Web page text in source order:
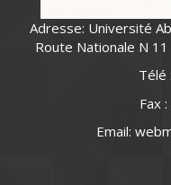
Adresse: Université
Route Nationale N
Télé
Fax
Email: